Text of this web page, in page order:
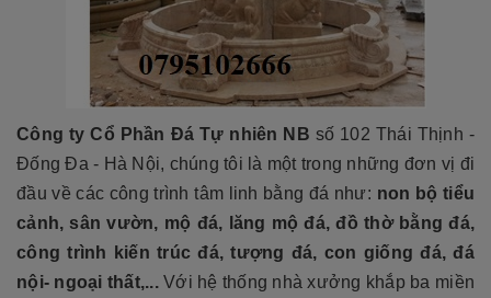
Công ty Cổ Phần Đá Tự nhiên NB số 102 Thái Thịnh -
Đống Đa - Hà Nội, chúng tôi là một trong những đơn vị đi
đầu về các công trình tâm linh bằng đá như: non bộ tiểu
cảnh, sân vườn, mộ đá, lăng mộ đá, đồ thờ bằng đá,
công trình kiến trúc đá, tượng đá, con giống đá, đá
nội- ngoại thất,...Với hệ thống nhà xưởng khắp ba miền